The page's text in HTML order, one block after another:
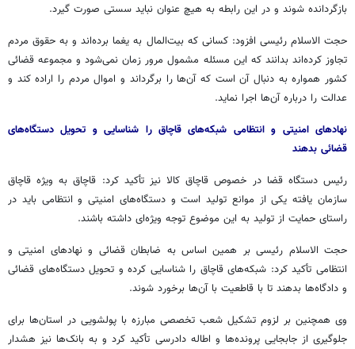
بازگردانده شوند و در این رابطه به هیچ عنوان نباید سستی صورت گیرد.
حجت الاسلام رئیسی افزود: کسانی که بیت‌المال به یغما برده‌اند و به حقوق مردم
تجاوز کرده‌اند بدانند که این مسئله مشمول مرور زمان نمی‌شود و مجموعه قضائی
کشور همواره به دنبال آن است که آن‌ها را برگرداند و اموال مردم را اراده کند و
عدالت را درباره آن‌ها اجرا نماید.
نهادهای امنیتی و انتظامی شبکه‌های قاچاق را شناسایی و تحویل دستگاه‌های
قضائی بدهند
رئیس دستگاه قضا در خصوص قاچاق کالا نیز تأکید کرد: قاچاق به ویژه قاچاق
سازمان یافته یکی از موانع تولید است و دستگاه‌های امنیتی و انتظامی باید در
راستای حمایت از تولید به این موضوع توجه ویژه‌ای داشته باشند.
حجت الاسلام رئیسی بر همین اساس به ضابطان قضائی و نهادهای امنیتی و
انتظامی تأکید کرد: شبکه‌های قاچاق را شناسایی کرده و تحویل دستگاه‌های قضائی
و دادگاه‌ها بدهند تا با قاطعیت با آن‌ها برخورد شوند.
وی همچنین بر لزوم تشکیل شعب تخصصی مبارزه با پولشویی در استان‌ها برای
جلوگیری از جابجایی پرونده‌ها و اطاله دادرسی تأکید کرد و به بانک‌ها نیز هشدار